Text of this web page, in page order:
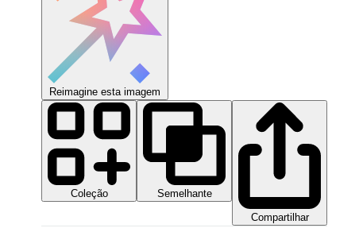
Reimagine esta imagem
Coleção
Semelhante
Compartilhar